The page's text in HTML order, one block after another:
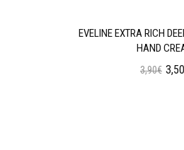
EVELINE EXTRA RICH
HAND
3,90€